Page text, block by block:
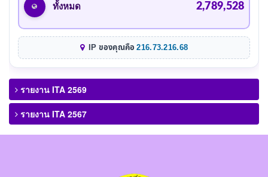
ทั้งหมด 2,789,528
IP ของคุณคือ216.73.216.68
รายงาน ITA 2569
รายงาน ITA 2567